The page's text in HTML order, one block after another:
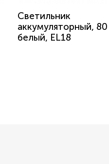
Светильник
аккумуляторный, 80
белый, EL18